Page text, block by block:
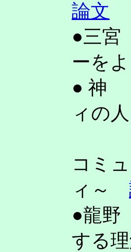
論文
●三
ーを
● 神
ィの
コミ
ィ～
●龍野
する